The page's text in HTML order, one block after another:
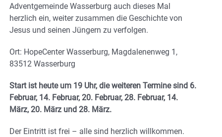
Adventgemeinde Wasserburg auch dieses Mal
herzlich ein, weiter zusammen die Geschichte von
Jesus und seinen Jüngern zu verfolgen.
Ort: HopeCenter Wasserburg, Magdalenenweg 1,
83512 Wasserburg
Start ist heute um 19 Uhr, die weiteren Termine sind 6.
Februar, 14. Februar, 20. Februar, 28. Februar, 14.
März, 20. März und 28. März.
Der Eintritt ist frei – alle sind herzlich willkommen.